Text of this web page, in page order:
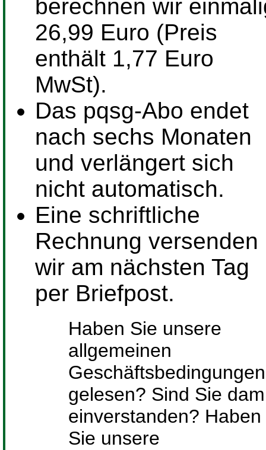
berechnen wir
26,99 Euro (Preis
enthält 1,77 Euro
MwSt).
Das pqsg-Abo endet
nach sechs Monaten
und verlängert sich
nicht automatisch.
Eine schriftliche
Rechnung versenden
wir am nächsten Tag
per Briefpost.
Haben Sie unsere
allgemeinen
Geschäftsbedingungen
gelesen? Sind Sie
einverstanden? Haben
Sie unsere